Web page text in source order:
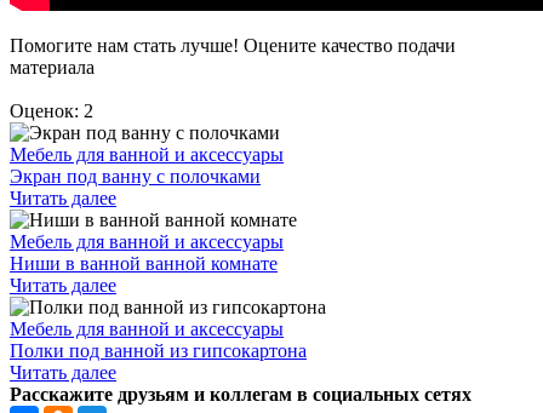
Помогите нам стать лучше! Оцените качество подачи
материала
Оценок: 2
Мебель для ванной и аксессуары
Экран под ванну с полочками
Читать далее
Мебель для ванной и аксессуары
Ниши в ванной ванной комнате
Читать далее
Мебель для ванной и аксессуары
Полки под ванной из гипсокартона
Читать далее
Расскажите друзьям и коллегам в социальных сетях